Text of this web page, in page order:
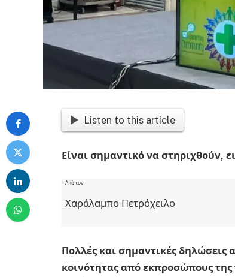
Listen to this article
Είναι σημαντικό να στηριχθούν,
Από τον
Χαράλαμπο Πετρόχειλο
Πολλές και σημαντικές δηλώσεις
κοινότητας από εκπροσώπους της